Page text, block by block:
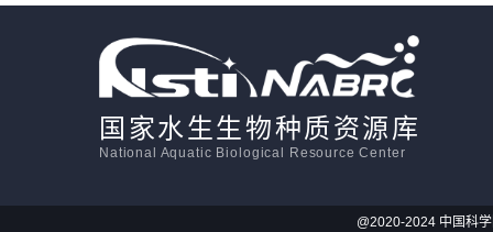
国家水生生物种质资源库
National Aquatic Biological Resource Center
@2020-2024 中国科